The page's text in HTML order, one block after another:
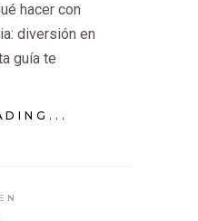
hacer con
diversión en
guía te